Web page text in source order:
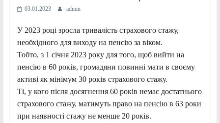
03.01.2023 admin
У 2023 році зросла тривалість страхового стажу,
необхідного для виходу на пенсію за віком.
Тобто, з 1 січня 2023 року для того, щоб вийти на
пенсію в 60 років, громадяни повинні мати в своєму
активі як мінімум 30 років страхового стажу.
Ті, у кого після досягнення 60 років немає достатнього
страхового стажу, матимуть право на пенсію в 63 роки
при наявності стажу не менше 20 років.